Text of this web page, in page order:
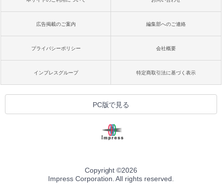
広告掲載のご案内 編集部へのご連絡
プライバシーポリシー 会社概要
インプレスグループ 特定商取引法に基づく表示
PC版で見る
Copyright ©2026
Impress Corporation. All rights reserved.